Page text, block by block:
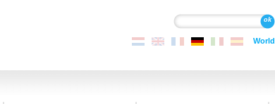
Suche
World